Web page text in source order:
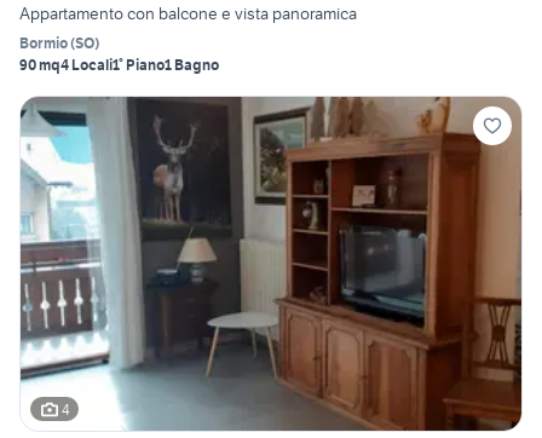
Appartamento con balcone e vista panoramica
Bormio(SO)
90 mq4 Locali1° Piano1 Bagno
4